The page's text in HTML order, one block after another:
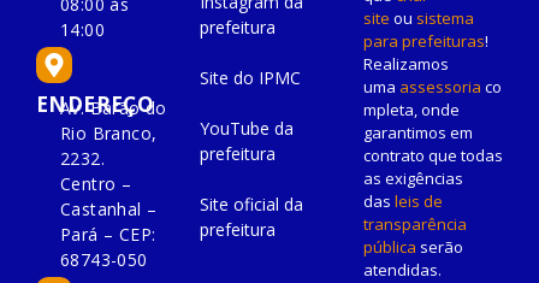
14:00
ENDEREÇO
Av. Barão do
Rio Branco,
2232.
Centro –
Castanhal –
Pará – CEP:
68743-050
prefeitura
Site do IPMC
YouTube da
prefeitura
Site oficial da
prefeitura
site ou sistema
para prefeituras!
Realizamos
uma assessoria co
mpleta, onde
garantimos em
contrato que todas
as exigências
das leis de
transparência
pública serão
atendidas.